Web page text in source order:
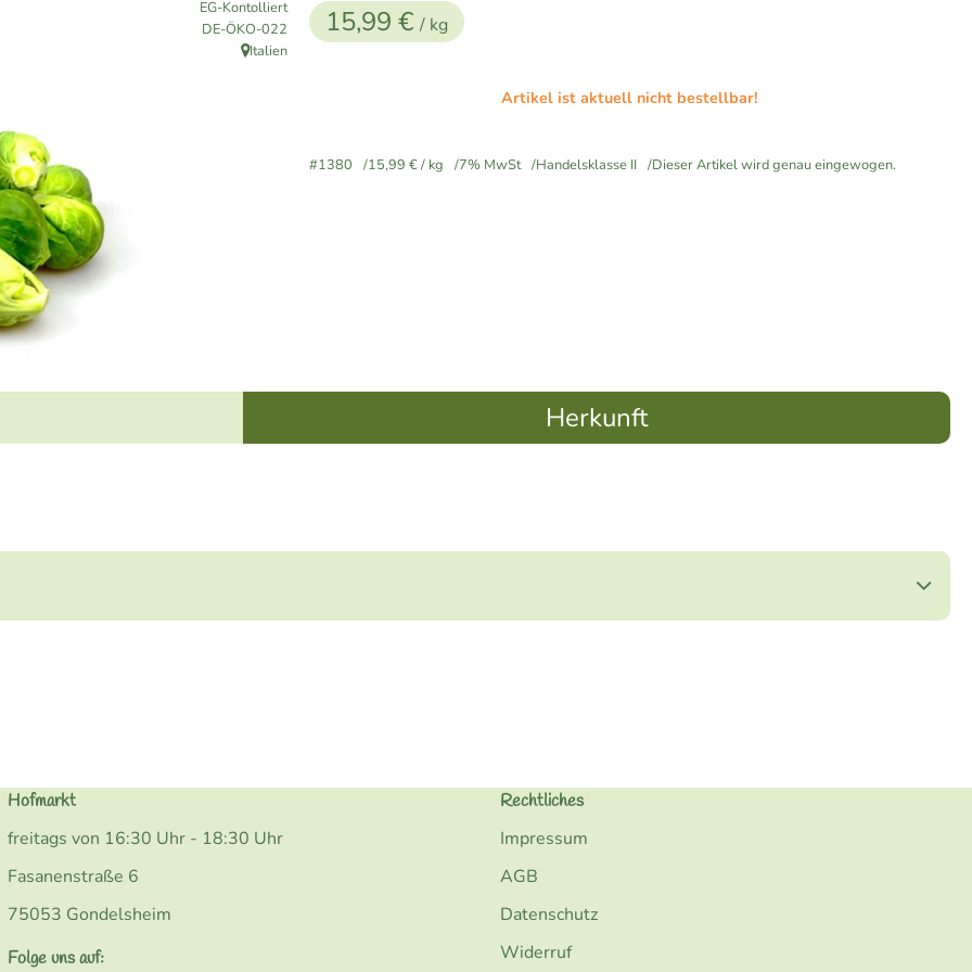
15,99 € / kg
EG-Kontolliert
, Kontrollstelle:
DE-ÖKO-022
, Herkunft:
Italien
Artikel ist aktuell nicht bestellbar!
#1380 15,99 €/ kg 7% MwSt Handelsklasse II Dieser Artikel wird genau eingewogen.
Herkunft
Hofmarkt
freitags von 16:30 Uhr - 18:30 Uhr
Fasanenstraße 6
75053 Gondelsheim
Folge uns auf:
Rechtliches
Impressum
AGB
Datenschutz
Widerruf